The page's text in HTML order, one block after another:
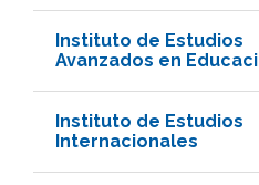
Instituto de Estudios
Avanzados en
Instituto de Estudios
Internacionales